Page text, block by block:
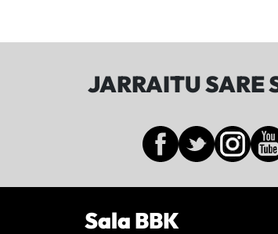
JARRAITU SARE
Sala BBK